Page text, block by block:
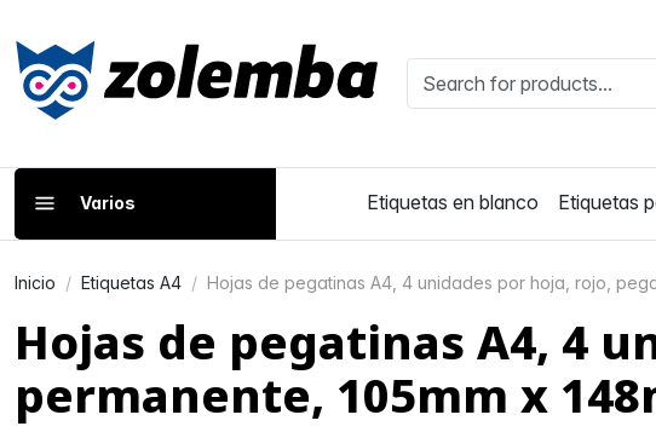
Varios Etiquetas en blanco Etiquetas
Inicio Etiquetas A4 Hojas de pegatinas A4, 4 unidades por hoja, rojo,
Hojas de pegatinas A4, 4
permanente, 105mm x